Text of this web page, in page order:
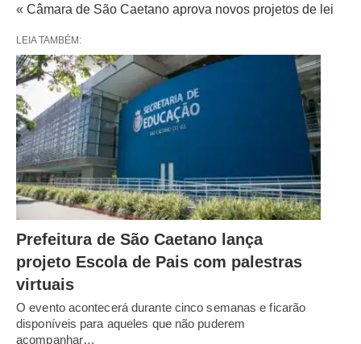
« Câmara de São Caetano aprova novos projetos de lei
LEIA TAMBÉM:
Prefeitura de São Caetano lança
projeto Escola de Pais com palestras
virtuais
O evento acontecerá durante cinco semanas e ficarão
disponíveis para aqueles que não puderem
acompanhar…